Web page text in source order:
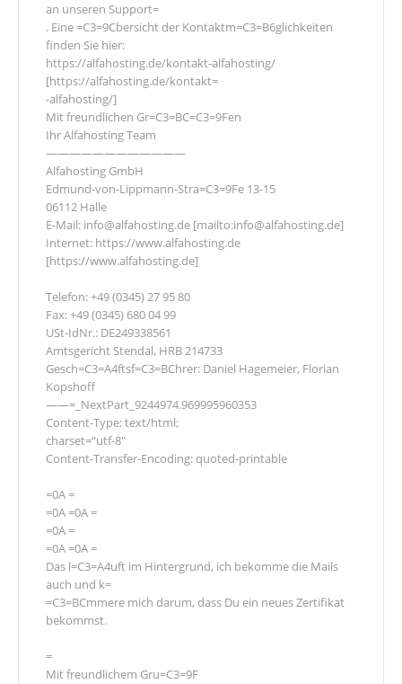
an unseren Support=
. Eine =C3=9Cbersicht der Kontaktm=C3=B6glichkeiten
finden Sie hier:
https://alfahosting.de/kontakt-alfahosting/
[https://alfahosting.de/kontakt=
-alfahosting/]
Mit freundlichen Gr=C3=BC=C3=9Fen
Ihr Alfahosting Team
————————————
Alfahosting GmbH
Edmund-von-Lippmann-Stra=C3=9Fe 13-15
06112 Halle
E-Mail: info@alfahosting.de [mailto:info@alfahosting.de]
Internet: https://www.alfahosting.de
[https://www.alfahosting.de]
Telefon: +49 (0345) 27 95 80
Fax: +49 (0345) 680 04 99
USt-IdNr.: DE249338561
Amtsgericht Stendal, HRB 214733
Gesch=C3=A4ftsf=C3=BChrer: Daniel Hagemeier, Florian
Kopshoff
——=_NextPart_9244974.969995960353
Content-Type: text/html;
charset=“utf-8″
Content-Transfer-Encoding: quoted-printable
=0A =
=0A =0A =
=0A =
=0A =0A =
Das l=C3=A4uft im Hintergrund, ich bekomme die Mails
auch und k=
=C3=BCmmere mich darum, dass Du ein neues Zertifikat
bekommst.
=
Mit freundlichem Gru=C3=9F